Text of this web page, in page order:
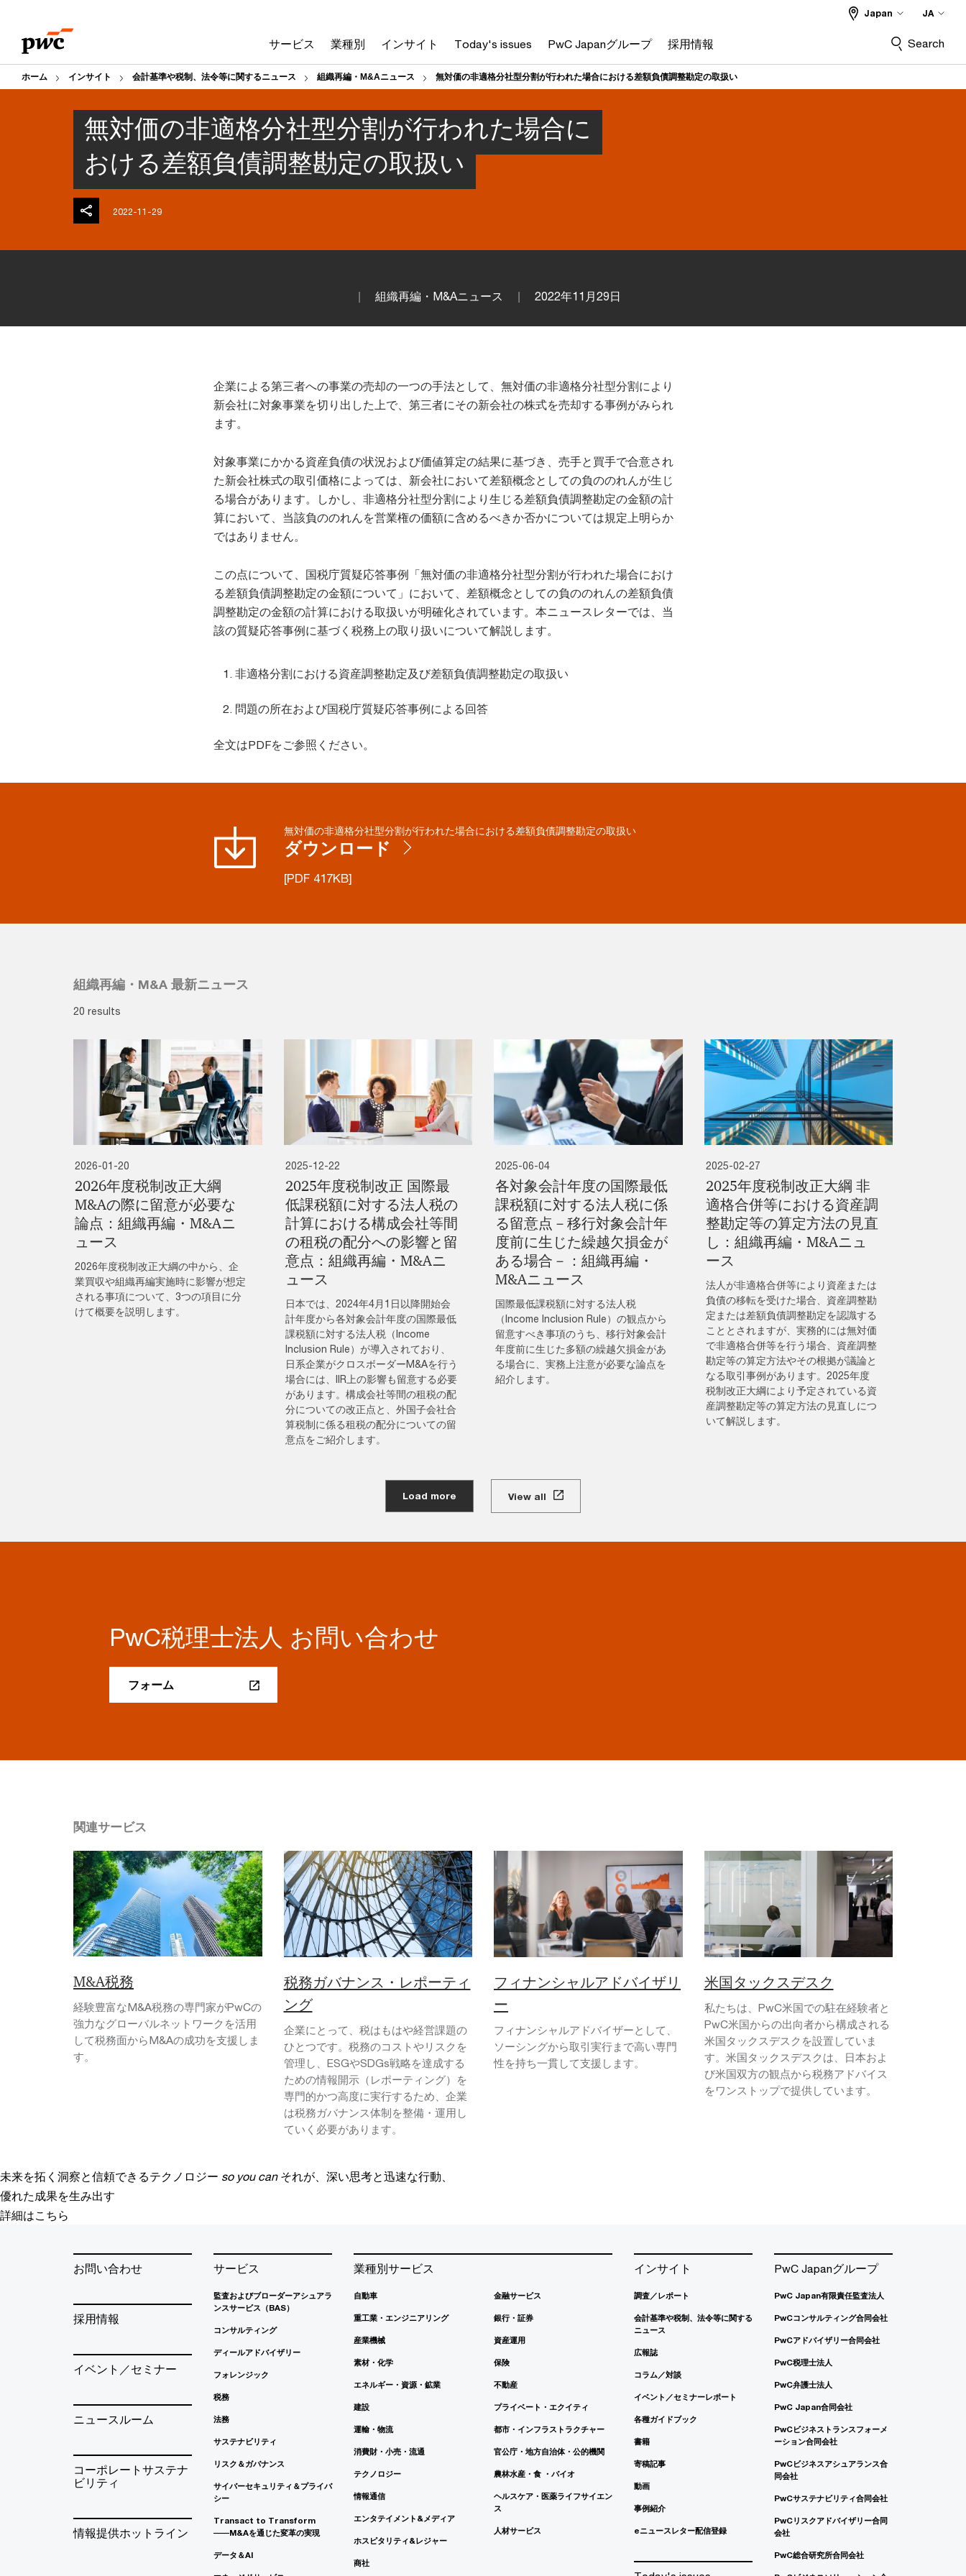
content
footer
サービス 業種別 インサイト Today's issues PwC Japanグループ 採用情報
Japan JA
Search
ホーム インサイト 会計基準や税制、法令等に関するニュース 組織再編・M&Aニュース 無対価の非適格分社型分割が行われた場合における差額負債調整勘定の取扱い
無対価の非適格分社型分割が行われた場合に
おける差額負債調整勘定の取扱い
2022-11-29
組織再編・M&Aニュース 2022年11月29日
企業による第三者への事業の売却の一つの手法として、無対価の非適格分社型分割により
新会社に対象事業を切り出した上で、第三者にその新会社の株式を売却する事例がみられ
ます。
対象事業にかかる資産負債の状況および価値算定の結果に基づき、売手と買手で合意され
た新会社株式の取引価格によっては、新会社において差額概念としての負ののれんが生じ
る場合があります。しかし、非適格分社型分割により生じる差額負債調整勘定の金額の計
算において、当該負ののれんを営業権の価額に含めるべきか否かについては規定上明らか
ではありません。
この点について、国税庁質疑応答事例「無対価の非適格分社型分割が行われた場合におけ
る差額負債調整勘定の金額について」において、差額概念としての負ののれんの差額負債
調整勘定の金額の計算における取扱いが明確化されています。本ニュースレターでは、当
該の質疑応答事例に基づく税務上の取り扱いについて解説します。
非適格分割における資産調整勘定及び差額負債調整勘定の取扱い
問題の所在および国税庁質疑応答事例による回答
全文はPDFをご参照ください。
無対価の非適格分社型分割が行われた場合における差額負債調整勘定の取扱い
ダウンロード
[PDF 417KB]
組織再編・M&A 最新ニュース
20 results
2026-01-20
2026年度税制改正大綱
M&Aの際に留意が必要な
論点：組織再編・M&Aニ
ュース
2026年度税制改正大綱の中から、企
業買収や組織再編実施時に影響が想定
される事項について、3つの項目に分
けて概要を説明します。
2025-12-22
2025年度税制改正 国際最
低課税額に対する法人税の
計算における構成会社等間
の租税の配分への影響と留
意点：組織再編・M&Aニ
ュース
日本では、2024年4月1日以降開始会
計年度から各対象会計年度の国際最低
課税額に対する法人税（Income
Inclusion Rule）が導入されており、
日系企業がクロスボーダーM&Aを行う
場合には、IIR上の影響も留意する必要
があります。構成会社等間の租税の配
分についての改正点と、外国子会社合
算税制に係る租税の配分についての留
意点をご紹介します。
2025-06-04
各対象会計年度の国際最低
課税額に対する法人税に係
る留意点－移行対象会計年
度前に生じた繰越欠損金が
ある場合－：組織再編・
M&Aニュース
国際最低課税額に対する法人税
（Income Inclusion Rule）の観点から
留意すべき事項のうち、移行対象会計
年度前に生じた多額の繰越欠損金があ
る場合に、実務上注意が必要な論点を
紹介します。
2025-02-27
2025年度税制改正大綱 非
適格合併等における資産調
整勘定等の算定方法の見直
し：組織再編・M&Aニュ
ース
法人が非適格合併等により資産または
負債の移転を受けた場合、資産調整勘
定または差額負債調整勘定を認識する
こととされますが、実務的には無対価
で非適格合併等を行う場合、資産調整
勘定等の算定方法やその根拠が議論と
なる取引事例があります。2025年度
税制改正大綱により予定されている資
産調整勘定等の算定方法の見直しにつ
いて解説します。
Load more View all
PwC税理士法人 お問い合わせ
フォーム
関連サービス
M&A税務
経験豊富なM&A税務の専門家がPwCの
強力なグローバルネットワークを活用
して税務面からM&Aの成功を支援しま
す。
税務ガバナンス・レポーティ
ング
企業にとって、税はもはや経営課題の
ひとつです。税務のコストやリスクを
管理し、ESGやSDGs戦略を達成する
ための情報開示（レポーティング）を
専門的かつ高度に実行するため、企業
は税務ガバナンス体制を整備・運用し
ていく必要があります。
フィナンシャルアドバイザリ
ー
フィナンシャルアドバイザーとして、
ソーシングから取引実行まで高い専門
性を持ち一貫して支援します。
米国タックスデスク
私たちは、PwC米国での駐在経験者と
PwC米国からの出向者から構成される
米国タックスデスクを設置していま
す。米国タックスデスクは、日本およ
び米国双方の観点から税務アドバイス
をワンストップで提供しています。
未来を拓く洞察と信頼できるテクノロジー so you can それが、深い思考と迅速な行動、
優れた成果を生み出す
詳細はこちら
お問い合わせ
採用情報
イベント／セミナー
ニュースルーム
コーポレートサステナ
ビリティ
情報提供ホットライン
サービス
監査およびブローダーアシュアラ
ンスサービス（BAS）
コンサルティング
ディールアドバイザリー
フォレンジック
税務
法務
サステナビリティ
リスク＆ガバナンス
サイバーセキュリティ＆プライバ
シー
Transact to Transform
――M&Aを通じた変革の実現
データ＆AI
業種別サービス
自動車
重工業・エンジニアリング
産業機械
素材・化学
エネルギー・資源・鉱業
建設
運輸・物流
消費財・小売・流通
テクノロジー
情報通信
エンタテイメント&メディア
ホスピタリティ&レジャー
商社
金融サービス
銀行・証券
資産運用
保険
不動産
プライベート・エクイティ
都市・インフラストラクチャー
官公庁・地方自治体・公的機関
農林水産・食 ・バイオ
ヘルスケア・医薬ライフサイエン
ス
人材サービス
インサイト
調査／レポート
会計基準や税制、法令等に関する
ニュース
広報誌
コラム／対談
イベント／セミナーレポート
各種ガイドブック
書籍
寄稿記事
動画
事例紹介
eニュースレター配信登録
PwC Japanグループ
PwC Japan有限責任監査法人
PwCコンサルティング合同会社
PwCアドバイザリー合同会社
PwC税理士法人
PwC弁護士法人
PwC Japan合同会社
PwCビジネストランスフォーメ
ーション合同会社
PwCビジネスアシュアランス合
同会社
PwCサステナビリティ合同会社
PwCリスクアドバイザリー合同
会社
PwC総合研究所合同会社